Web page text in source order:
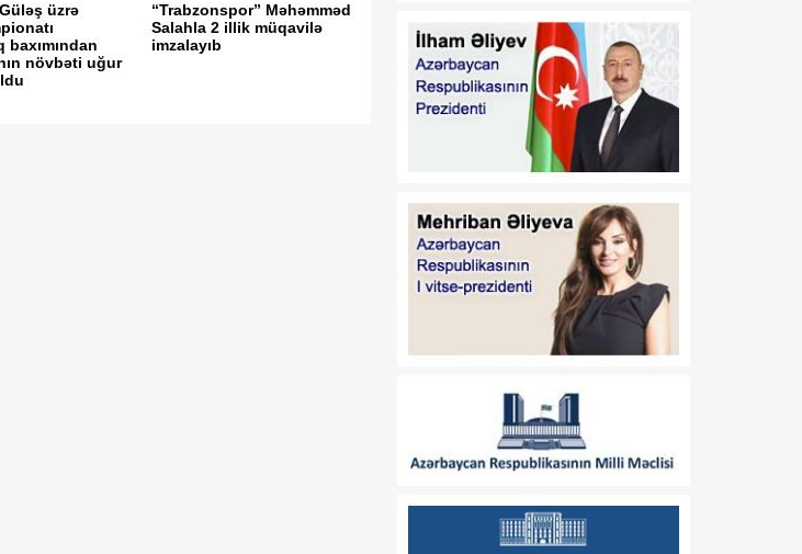
üzrə
baxımından
növbəti uğur
“Trabzonspor” Məhəmməd
Salahla 2 illik müqavilə
imzalayıb
Prezidentinin 2014-cü il 20
fevral tarixli 111 nömrəli
Fərmanında dəyişiklik
edilməsi haqqında"
Azərbaycan Respublikası
Prezidentinin 2019-cu il 30
dekabr tarixli 911 nömrəli
edilməsi barədə" 2020-ci il
12 may tarixli 1017
nömrəli fərmanlarında
dəyişiklik edilməsi
haqqında
B.Ə.Aslanbəylinin "Şöhrət"
00:52
F.N.İsmayılovun
Azərbaycan
yanında daimi
nümayəndəsi təyin
07 Avqust